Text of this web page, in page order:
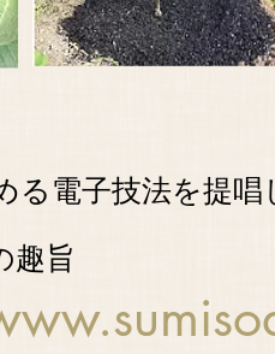
る電子技法を提唱
趣旨